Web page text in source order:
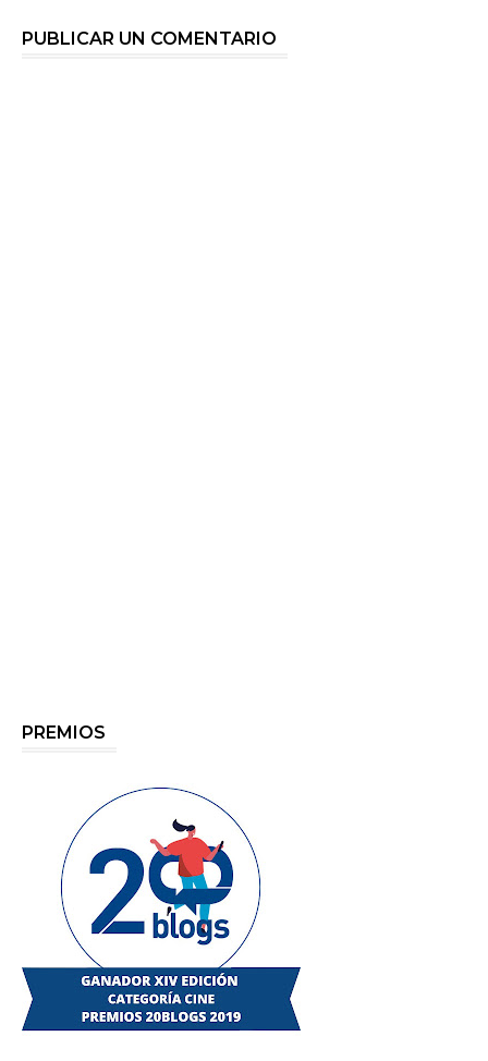
PUBLICAR UN COMENTARIO
PREMIOS